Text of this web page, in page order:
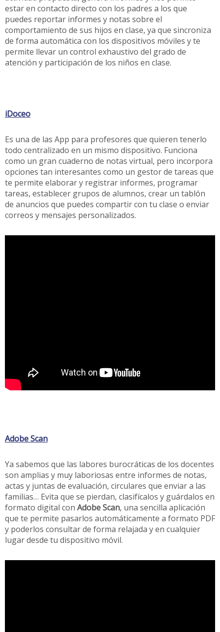
estar en contacto directo con los padres a los que
puedes reportar informes y notas sobre el
comportamiento de sus hijos en clase, ya que sincroniza
de forma automática con los dispositivos móviles y te
permite llevar un control exhaustivo del grado de
atención y participación de los niños en clase.
iDoceo
Es una de las App para profesores que quieren tenerlo
todo centralizado en un mismo dispositivo. Funciona
como un gran cuaderno de notas virtual, pero incorpora
opciones tan interesantes como un gestor de tareas que
te permite elaborar y registrar informes, programar
tareas, establecer grupos de alumnos, crear un tablón
de anuncios que puedes compartir con tu clase o enviar
correos y mensajes personalizados.
Adobe Scan
Ya sabemos que las labores burocráticas de los docentes
son amplias y muy laboriosas entre informes de notas,
actas y juntas de evaluación, circulares que enviar a las
familias… Evita que se pierdan, clasifícalos y guárdalos en
formato digital con Adobe Scan, una sencilla aplicación
que te permite pasarlos automáticamente a formato PDF
y poderlos consultar de forma relajada y en cualquier
lugar desde tu dispositivo móvil.